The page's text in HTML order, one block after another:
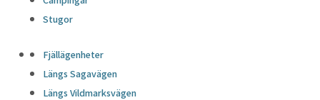
Stugor
Fjällägenheter
Längs Sagavägen
Längs Vildmarksvägen